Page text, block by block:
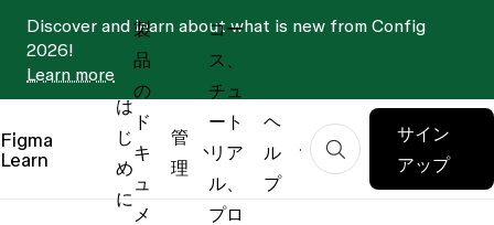
Discover and learn about what is new from Config
2026!
Learn more
Figma
Learn
は
じ
め
に
製
品
の
ド
キ
ュ
メ
管
理
コー
ス、
チュ
ート
リア
ル、
プロ
ヘ
ル
プ
サイン
アップ